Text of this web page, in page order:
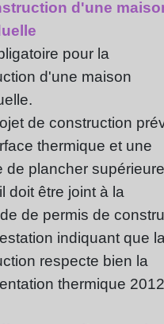
d'une
pour la
d'une maison
de construction
thermique et une
de plancher
doit être joint à la
de permis de
indiquant que la
respecte bien la
thermique